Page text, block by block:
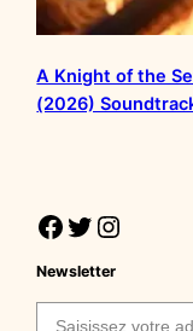
A Knight of the
(2026)
Facebook Twitter Instagram
Newsletter
Saisissez votre adresse e-mail…